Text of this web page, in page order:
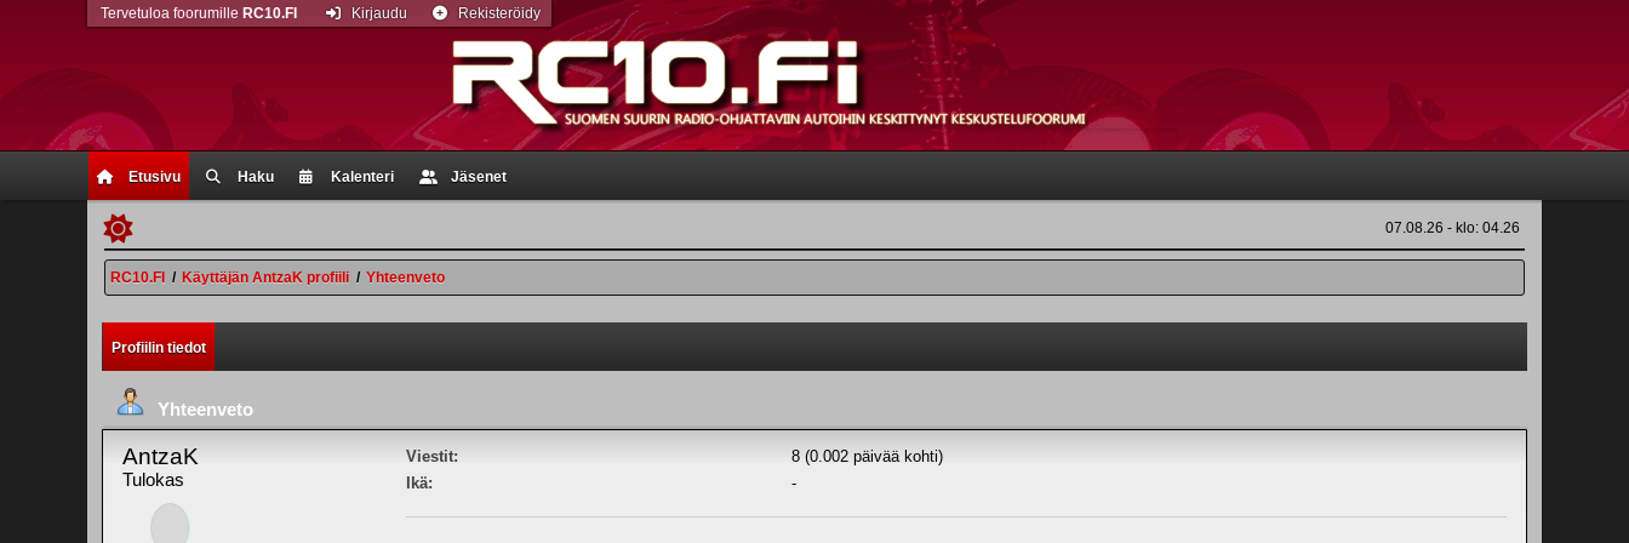
Etusivu Haku Kalenteri Jäsenet
Tervetuloa foorumille RC10.FI Kirjaudu Rekisteröidy
07.08.26 - klo: 04.26
RC10.FI / Käyttäjän AntzaK profiili / Yhteenveto
Profiilin tiedot
Yhteenveto
AntzaK
Tulokas
Viestit:
8 (0.002 päivää kohti)
Ikä:
-